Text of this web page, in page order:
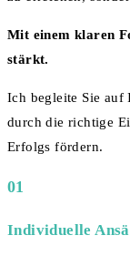
Mit einem klaren
stärkt.
Ich begleite Sie auf
durch die richtige
Erfolgs fördern.
01
Individuelle